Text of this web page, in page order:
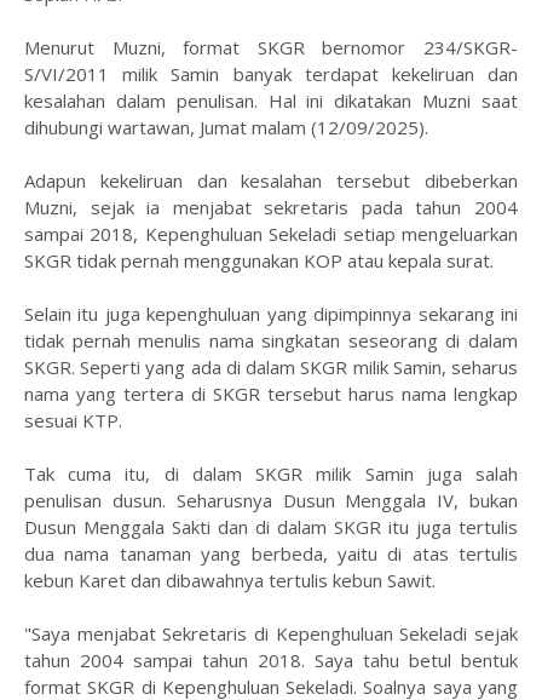
Menurut Muzni, format SKGR bernomor 234/SKGR-
S/VI/2011 milik Samin banyak terdapat kekeliruan dan
kesalahan dalam penulisan. Hal ini dikatakan Muzni saat
dihubungi wartawan, Jumat malam (12/09/2025).
Adapun kekeliruan dan kesalahan tersebut dibeberkan
Muzni, sejak ia menjabat sekretaris pada tahun 2004
sampai 2018, Kepenghuluan Sekeladi setiap mengeluarkan
SKGR tidak pernah menggunakan KOP atau kepala surat.
Selain itu juga kepenghuluan yang dipimpinnya sekarang ini
tidak pernah menulis nama singkatan seseorang di dalam
SKGR. Seperti yang ada di dalam SKGR milik Samin, seharus
nama yang tertera di SKGR tersebut harus nama lengkap
sesuai KTP.
Tak cuma itu, di dalam SKGR milik Samin juga salah
penulisan dusun. Seharusnya Dusun Menggala IV, bukan
Dusun Menggala Sakti dan di dalam SKGR itu juga tertulis
dua nama tanaman yang berbeda, yaitu di atas tertulis
kebun Karet dan dibawahnya tertulis kebun Sawit.
"Saya menjabat Sekretaris di Kepenghuluan Sekeladi sejak
tahun 2004 sampai tahun 2018. Saya tahu betul bentuk
format SKGR di Kepenghuluan Sekeladi. Soalnya saya yang